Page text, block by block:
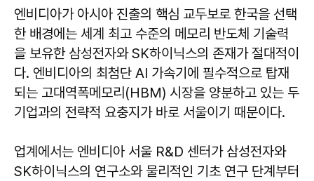
엔비디아가 아시아 진출의 핵심 교두보로 한국을 선택
한 배경에는 세계 최고 수준의 메모리 반도체 기술력
을 보유한 삼성전자와 SK하이닉스의 존재가 절대적이
다. 엔비디아의 최첨단 AI 가속기에 필수적으로 탑재
되는 고대역폭메모리(HBM) 시장을 양분하고 있는 두
기업과의 전략적 요충지가 바로 서울이기 때문이다.
업계에서는 엔비디아 서울 R&D 센터가 삼성전자와
SK하이닉스의 연구소와 물리적인 기초 연구 단계부터